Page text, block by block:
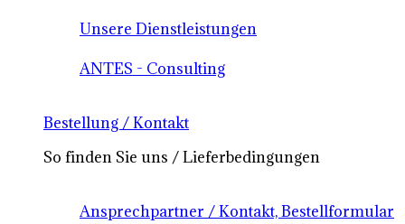
Unsere Dienstleistungen
ANTES - Consulting
Bestellung / Kontakt
So finden Sie uns / Lieferbedingungen
Ansprechpartner / Kontakt, Bestellformular